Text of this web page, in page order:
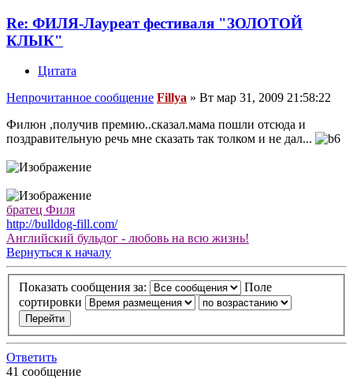
Re: ФИЛЯ-Лауреат фестиваля "ЗОЛОТОЙ
КЛЫК"
Цитата
Непрочитанное сообщение Fillya » Вт мар 31, 2009 21:58:22
Филюн ,получив премию..сказал.мама пошли отсюда и
поздравительную речь мне сказать так толком и не дал...
братец Филя
http://bulldog-fill.com/
Английский бульдог - любовь на всю жизнь!
Вернуться к началу
Показать сообщения за:
Поле
сортировки
Ответить
41 сообщение